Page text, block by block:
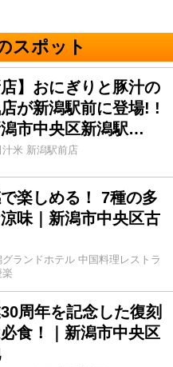
スポット
店】おにぎりと豚汁の
が新潟駅前に登場! !
潟市中央区新潟駅…
汁米 新潟駅前店
楽しめる！ 7種の多
味｜新潟市中央区古
グランドホテル 中国料理レストラ
楽
周年を記念した復刻
食！｜新潟市中央区